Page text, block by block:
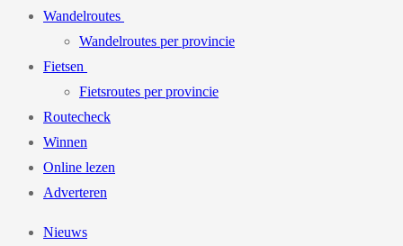
Wandelroutes
Wandelroutes per provincie
Fietsen
Fietsroutes per provincie
Routecheck
Winnen
Online lezen
Adverteren
Nieuws